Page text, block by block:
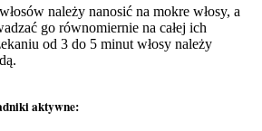
należy nanosić na mokre włosy, a
go równomiernie na całej ich
od 3 do 5 minut włosy należy
aktywne: